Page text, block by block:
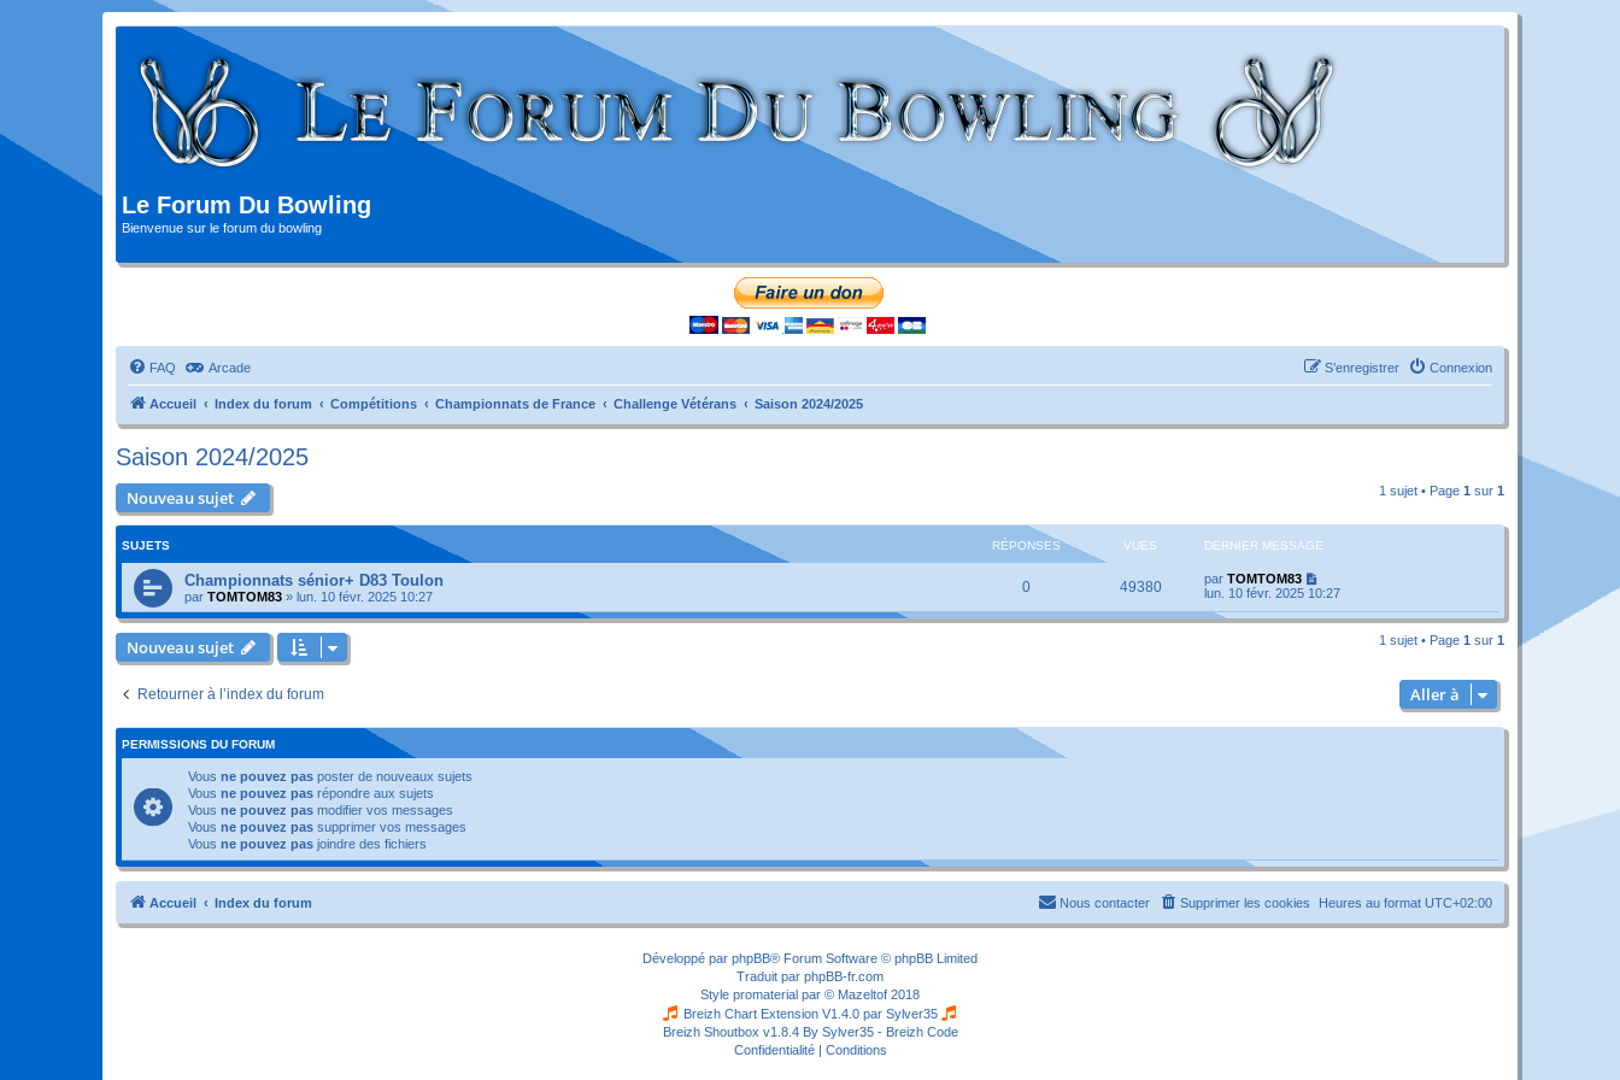
Le Forum Du Bowling
Bienvenue sur le forum du bowling
FAQ Arcade Connexion
S’enregistrer
Accueil Index du forum Compétitions Championnats de France Challenge Vétérans Saison 2024/2025
Saison 2024/2025
Nouveau sujet 1 sujet • Page 1 sur 1
SUJETS RÉPONSES VUES DERNIER MESSAGE
Championnats sénior+ D83 Toulon
par TOMTOM83 » lun. 10 févr. 2025 10:27
0 49380 par TOMTOM83
lun. 10 févr. 2025 10:27
Nouveau sujet 1 sujet • Page 1 sur 1
Retourner à l’index du forum Aller à
PERMISSIONS DU FORUM
Vous ne pouvez pas poster de nouveaux sujets
Vous ne pouvez pas répondre aux sujets
Vous ne pouvez pas modifier vos messages
Vous ne pouvez pas supprimer vos messages
Vous ne pouvez pas joindre des fichiers
Accueil Index du forum Heures au format UTC+02:00
Supprimer les cookies
Nous contacter
Développé par phpBB® Forum Software © phpBB Limited
Traduit par phpBB-fr.com
Style promaterial par © Mazeltof 2018
Breizh Chart Extension V1.4.0 par Sylver35
Breizh Shoutbox v1.8.4 By Sylver35 - Breizh Code
Confidentialité| Conditions